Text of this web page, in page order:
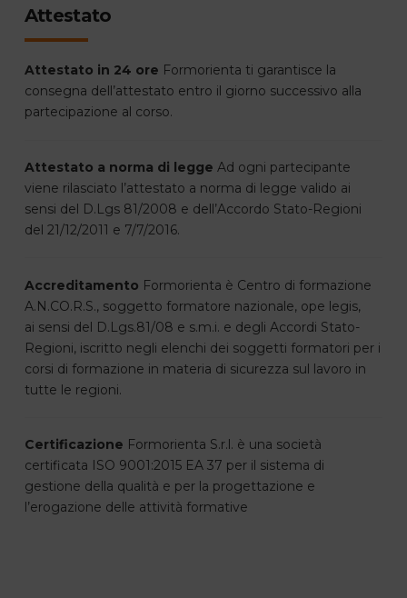
Attestato
Attestato in 24 ore Formorienta ti garantisce la
consegna dell’attestato entro il giorno successivo alla
partecipazione al corso.
Attestato a norma di legge Ad ogni partecipante
viene rilasciato l’attestato a norma di legge valido ai
sensi del D.Lgs 81/2008 e dell’Accordo Stato-Regioni
del 21/12/2011 e 7/7/2016.
Accreditamento Formorienta è Centro di formazione
A.N.CO.R.S., soggetto formatore nazionale, ope legis,
ai sensi del D.Lgs.81/08 e s.m.i. e degli Accordi Stato-
Regioni, iscritto negli elenchi dei soggetti formatori per i
corsi di formazione in materia di sicurezza sul lavoro in
tutte le regioni.
Certificazione Formorienta S.r.l. è una società
certificata ISO 9001:2015 EA 37 per il sistema di
gestione della qualità e per la progettazione e
l’erogazione delle attività formative